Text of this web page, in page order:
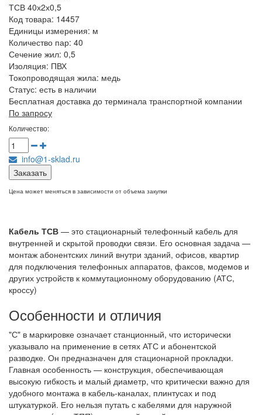
ТСВ 40х2х0,5
Код товара: 14457
Единицы измерения: м
Количество пар: 40
Сечение жил: 0,5
Изоляция: ПВХ
Токопроводящая жила: медь
Статус: есть в наличии
Бесплатная доставка до терминала транспортной компании
По запросу
Количество:
info@1-sklad.ru
Заказать
Цена может меняться в зависимости от объема закупки
Кабель ТСВ — это стационарный телефонный кабель для
внутренней и скрытой проводки связи. Его основная задача —
монтаж абонентских линий внутри зданий, офисов, квартир
для подключения телефонных аппаратов, факсов, модемов и
других устройств к коммутационному оборудованию (АТС,
кроссу)
Особенности и отличия
"С" в маркировке означает станционный, что исторически
указывало на применение в сетях АТС и абонентской
разводке. Он предназначен для стационарной прокладки.
Главная особенность — конструкция, обеспечивающая
высокую гибкость и малый диаметр, что критически важно для
удобного монтажа в кабель-каналах, плинтусах и под
штукатуркой. Его нельзя путать с кабелями для наружной